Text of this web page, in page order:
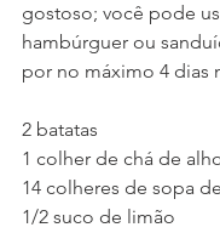
gostoso; você pode
hambúrguer ou
por no máximo 4 dias
2 batatas
1 colher de chá de
14 colheres de sopa
1/2 suco de limão